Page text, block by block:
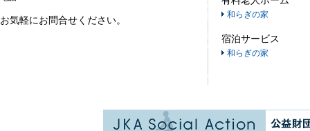
お気軽にお問合せください。 和らぎの家
宿泊サービス
和らぎの家